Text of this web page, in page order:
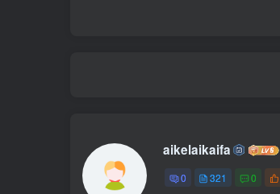
aikelaikaifa
0 321 0